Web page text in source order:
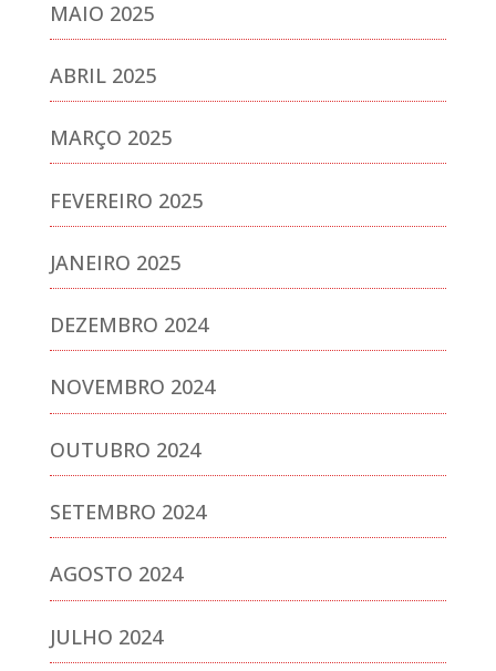
MAIO 2025
ABRIL 2025
MARÇO 2025
FEVEREIRO 2025
JANEIRO 2025
DEZEMBRO 2024
NOVEMBRO 2024
OUTUBRO 2024
SETEMBRO 2024
AGOSTO 2024
JULHO 2024